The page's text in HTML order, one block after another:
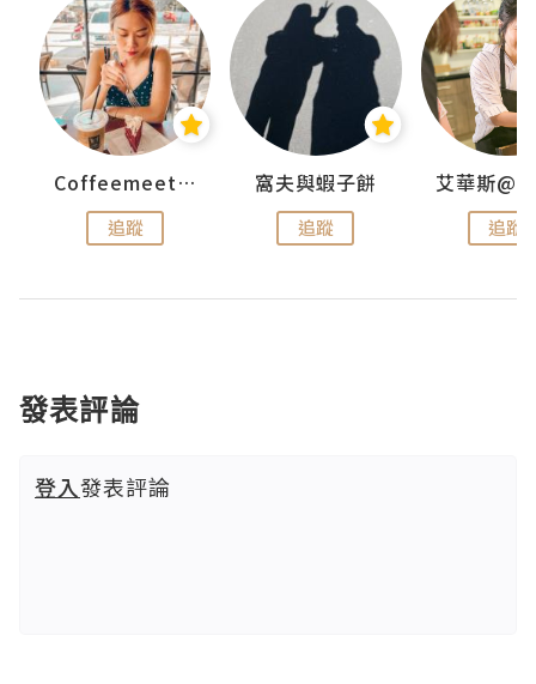
Coffeemeetjojo
追蹤
窩夫與蝦子餅
追蹤 追蹤
發表評論
登入發表評論